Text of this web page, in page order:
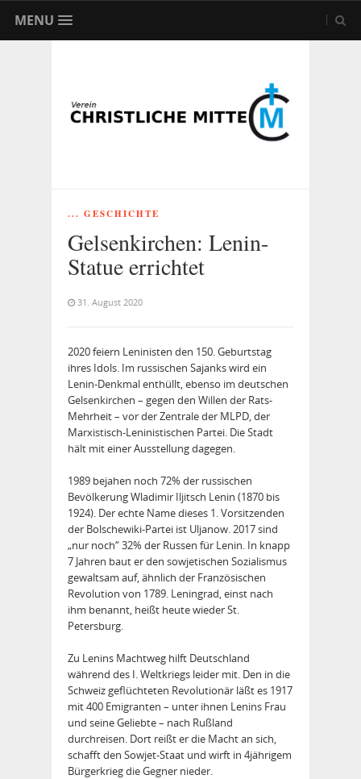
MENU
... GESCHICHTE
Gelsenkirchen: Lenin-
Statue errichtet
31. August 2020
2020 feiern Leninisten den 150. Geburtstag
ihres Idols. Im russischen Sajanks wird ein
Lenin-Denkmal enthüllt, ebenso im deutschen
Gelsenkirchen – gegen den Willen der Rats-
Mehrheit – vor der Zentrale der MLPD, der
Marxistisch-Leninistischen Partei. Die Stadt
hält mit einer Ausstellung dagegen.
1989 bejahen noch 72% der russischen
Bevölkerung Wladimir Iljitsch Lenin (1870 bis
1924). Der echte Name dieses 1. Vorsitzenden
der Bolschewiki-Partei ist Uljanow. 2017 sind
„nur noch“ 32% der Russen für Lenin. In knapp
7 Jahren baut er den sowjetischen Sozialismus
gewaltsam auf, ähnlich der Französischen
Revolution von 1789. Leningrad, einst nach
ihm benannt, heißt heute wieder St.
Petersburg.
Zu Lenins Machtweg hilft Deutschland
während des I. Weltkriegs leider mit. Den in die
Schweiz geflüchteten Revolutionär läßt es 1917
mit 400 Emigranten – unter ihnen Lenins Frau
und seine Geliebte – nach Rußland
durchreisen. Dort reißt er die Macht an sich,
schafft den Sowjet-Staat und wirft in 4jährigem
Bürgerkrieg die Gegner nieder.